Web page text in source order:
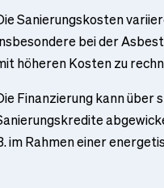
Sanierungskosten
bei der
höheren Kosten zu
Finanzierung kann über
im Rahmen einer